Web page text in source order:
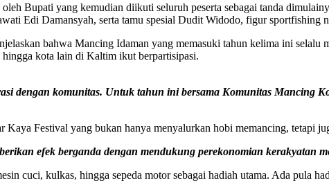
Bupati yang kemudian diikuti seluruh peserta sebagai tanda
Edi Damansyah, serta tamu spesial Dudit Widodo, figur sportfishing
bahwa Mancing Idaman yang memasuki tahun kelima ini selalu
kota lain di Kaltim ikut berpartisipasi.
dengan komunitas. Untuk tahun ini bersama Komunitas Mancing
Festival yang bukan hanya menyalurkan hobi memancing, tetapi
efek berganda dengan mendukung perekonomian kerakyatan
cuci, kulkas, hingga sepeda motor sebagai hadiah utama. Ada pula